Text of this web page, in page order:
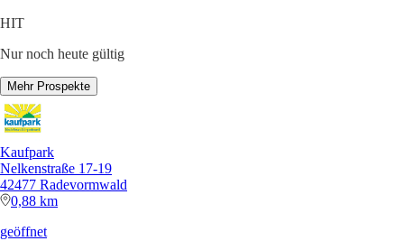
HIT
Nur noch heute gültig
Mehr Prospekte
Kaufpark
Nelkenstraße 17-19
42477 Radevormwald
0,88 km
geöffnet